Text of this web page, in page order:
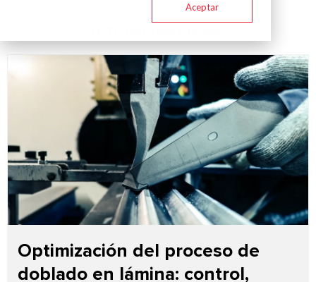
Aceptar
Optimización del proceso de
doblado en lámina: control,